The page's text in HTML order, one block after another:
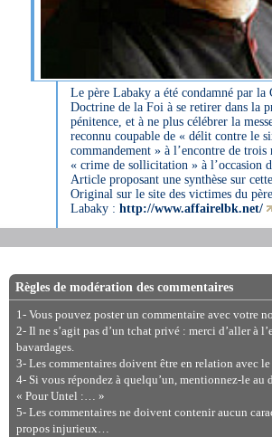
Le père Labaky a été condamné par la
Doctrine de la Foi à se retirer dans la
pénitence, et à ne plus célébrer la
reconnu coupable de « délit contre le
commandement » à l’encontre de trois
« crime de sollicitation » à l’occasion
Article proposant une synthèse sur
Original sur le site des victimes du
Labaky :http://www.affairelbk.net/
Règles de modération des commentaires
1- Vous pouvez poster un commentaire avec votre
2- Il ne s’agit pas d’un tchat privé : merci d’aller à
bavardages.
3- Les commentaires doivent être en relation avec le
4- Si vous répondez à quelqu’un, mentionnez-le au
« Pour Untel :… »
5- Les commentaires ne doivent contenir aucun
propos injurieux…